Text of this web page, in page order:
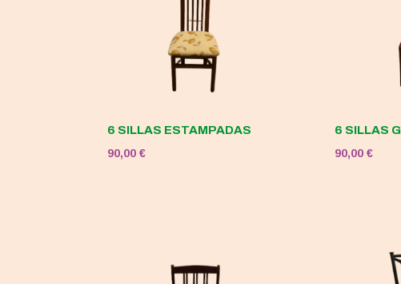
6 SILLAS ESTAMPADAS
90,00€
6 SILLAS
90,00 €